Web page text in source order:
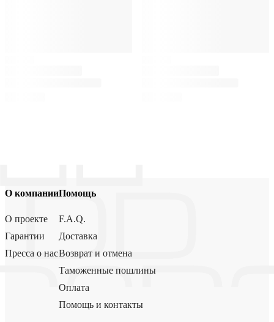
О компании
О проекте
Гарантии
Пресса о нас
Помощь
F.A.Q.
Доставка
Возврат и отмена
Таможенные пошлины
Оплата
Помощь и контакты